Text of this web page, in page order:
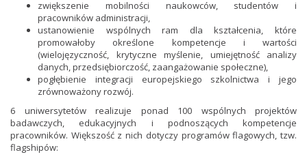
zwiększenie mobilności naukowców, studentów i
pracowników administracji,
ustanowienie wspólnych ram dla kształcenia, które
promowałoby określone kompetencje i wartości
(wielojęzyczność, krytyczne myślenie, umiejętność analizy
danych, przedsiębiorczość, zaangażowanie społeczne),
pogłębienie integracji europejskiego szkolnictwa i jego
zrównoważony rozwój.
6 uniwersytetów realizuje ponad 100 wspólnych projektów
badawczych, edukacyjnych i podnoszących kompetencje
pracowników. Większość z nich dotyczy programów flagowych, tzw.
flagshipów: